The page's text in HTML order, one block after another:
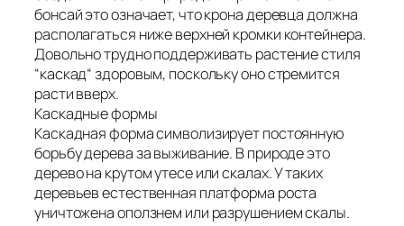
бонсай это означает, что крона деревца должна
располагаться ниже верхней кромки контейнера.
Довольно трудно поддерживать растение стиля
“каскад“ здоровым, поскольку оно стремится
расти вверх.
Каскадные формы
Каскадная форма символизирует постоянную
борьбу дерева за выживание. В природе это
дерево на крутом утесе или скалах. У таких
деревьев естественная платформа роста
уничтожена оползнем или разрушением скалы.